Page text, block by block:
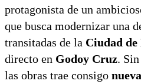
protagonista de un
que busca modernizar una
transitadas de la Ciudad de
directo en Godoy Cruz.
las obras trae consigo